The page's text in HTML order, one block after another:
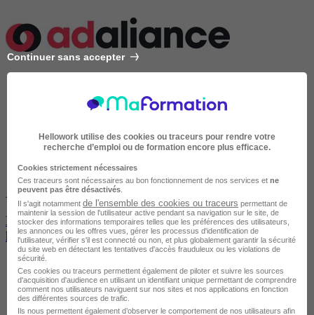
Avis du centre
Microsoft PowerPoint 365 Intermédiaire : Maîtriser
l'Impact et le Design
Continuer sans accepter
Hellowork utilise des cookies ou traceurs pour rendre votre
recherche d’emploi ou de formation encore plus efficace.
Cookies strictement nécessaires
Ces traceurs sont nécessaires au bon fonctionnement de nos services et ne
peuvent pas être désactivés
Il s'agit notamment de l'ensemble des cookies ou traceurs permettant de
maintenir la session de l'utilisateur active pendant sa navigation sur le site, de
stocker des informations temporaires telles que les préférences des utilisateurs,
les annonces ou les offres vues, gérer les processus d'identification de
l'utilisateur, vérifier s'il est connecté ou non, et plus globalement garantir la sécurité
du site web en détectant les tentatives d'accès frauduleux ou les violations de
sécurité.
Ces cookies ou traceurs permettent également de piloter et suivre les sources
d'acquisition d'audience en utilisant un identifiant unique permettant de comprendre
comment nos utilisateurs naviguent sur nos sites et nos applications en fonction
des différentes sources de trafic.
Ils nous permettent également d’observer le comportement de nos utilisateurs afin